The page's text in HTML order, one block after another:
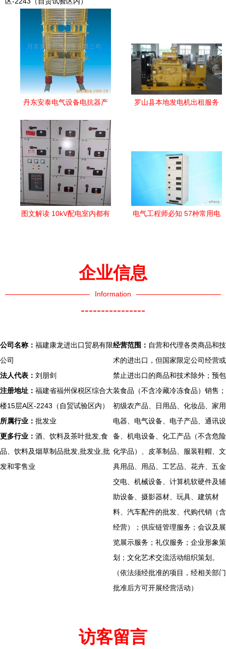
丹东安泰电气设备电抗器产
罗山县本地发电机出租服务
图文解读 10kV配电室内都有
电气工程师必知 57种常用电
企业信息
Information
----------------
公司名称： 福建康龙进出口贸易有限
公司
法人代表： 刘朋剑
注册地址： 福建省福州保税区综合大
楼15层A区-2243（自贸试验区内）
所属行业： 批发业
更多行业： 酒、饮料及茶叶批发,食
品、饮料及烟草制品批发,批发业,批
发和零售业
经营范围： 自营和代理各类商品和技
术的进出口，但国家限定公司经营或
禁止进出口的商品和技术除外；预包
装食品（不含冷藏冷冻食品）销售；
初级农产品、日用品、化妆品、家用
电器、电气设备、电子产品、通讯设
备、机电设备、化工产品（不含危险
化学品）、皮革制品、服装鞋帽、文
具用品、用品、工艺品、花卉、五金
交电、机械设备、计算机软硬件及辅
助设备、摄影器材、玩具、建筑材
料、汽车配件的批发、代购代销（含
经营）；供应链管理服务；会议及展
览展示服务；礼仪服务；企业形象策
划；文化艺术交流活动组织策划。
（依法须经批准的项目，经相关部门
批准后方可开展经营活动）
访客留言